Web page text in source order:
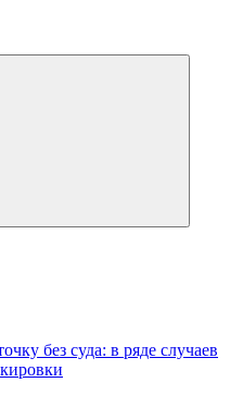
без суда: в ряде случаев